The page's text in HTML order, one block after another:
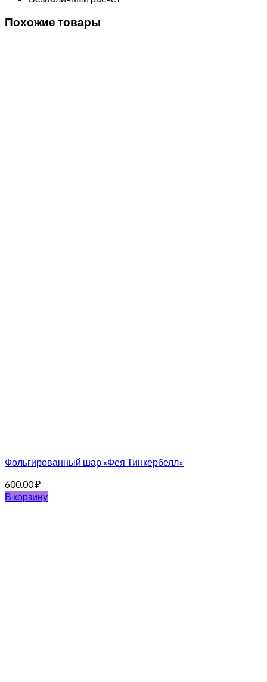
Похожие товары
Фольгированный шар «Фея Тинкербелл»
600.00₽
В корзину